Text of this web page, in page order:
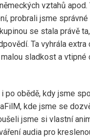
vztahů apod.
probrali jsme
se stala právě
Ta vyhrála extra
sladkost a vtipné
po obědě, kdy jsme
kde jsme se
jsme si vlastní
audia pro